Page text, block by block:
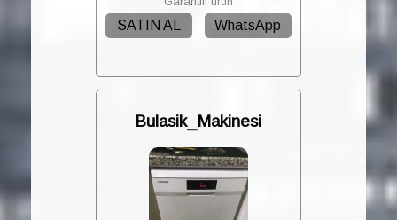
SATIN AL WhatsApp
Bulasik_Makinesi